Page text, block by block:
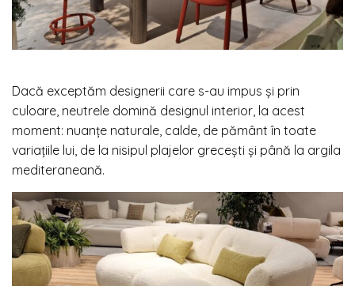
Dacă exceptăm designerii care s-au impus și prin
culoare, neutrele domină designul interior, la acest
moment: nuanțe naturale, calde, de pământ în toate
variațiile lui, de la nisipul plajelor grecești și până la argila
mediteraneană.